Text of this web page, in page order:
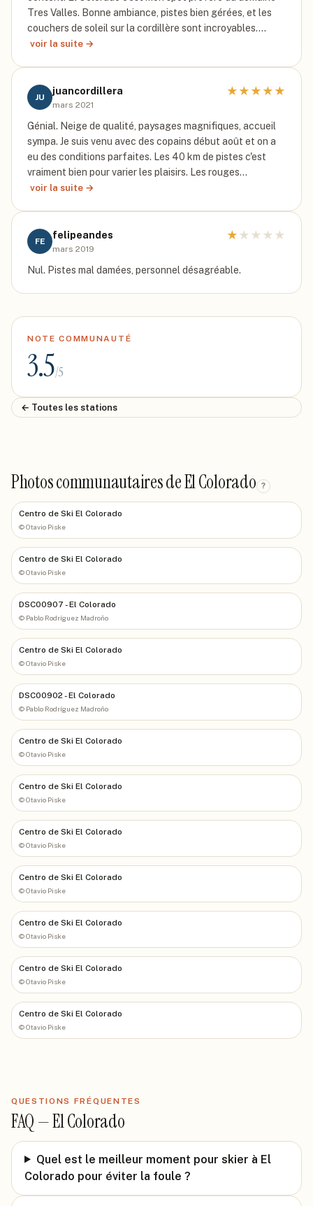
Tres Valles. Bonne ambiance, pistes bien gérées, et les
couchers de soleil sur la cordillère sont incroyables.…
voir la suite →
JU
juancordillera
mars 2021
★ ★ ★ ★ ★
Génial. Neige de qualité, paysages magnifiques, accueil
sympa. Je suis venu avec des copains début août et on a
eu des conditions parfaites. Les 40 km de pistes c'est
vraiment bien pour varier les plaisirs. Les rouges…
voir la suite →
FE
felipeandes
mars 2019
★ ★ ★ ★ ★
Nul. Pistes mal damées, personnel désagréable.
NOTE COMMUNAUTÉ
3.5/5
← Toutes les stations
Photos communautaires de El Colorado ?
Centro de Ski El Colorado
©Otavio Piske
Centro de Ski El Colorado
©Otavio Piske
DSC00907 - El Colorado
© Pablo Rodríguez Madroño
Centro de Ski El Colorado
©Otavio Piske
DSC00902 - El Colorado
© Pablo Rodríguez Madroño
Centro de Ski El Colorado
©Otavio Piske
Centro de Ski El Colorado
©Otavio Piske
Centro de Ski El Colorado
©Otavio Piske
Centro de Ski El Colorado
©Otavio Piske
Centro de Ski El Colorado
©Otavio Piske
Centro de Ski El Colorado
©Otavio Piske
Centro de Ski El Colorado
©Otavio Piske
QUESTIONS FRÉQUENTES
FAQ —El Colorado
Quel est le meilleur moment pour skier à El
Colorado pour éviter la foule ?